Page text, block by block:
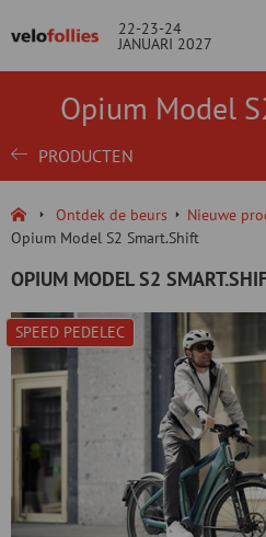
22-23-24
JANUARI 2027
Opium Model
PRODUCTEN
Ontdek de beurs
Nieuwe
Opium Model S2 Smart.Shift
OPIUM MODEL S2
SPEED PEDELEC